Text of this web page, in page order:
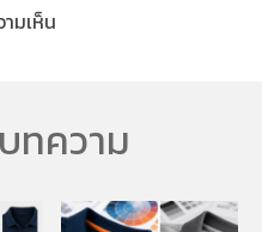
มเห็น
ทความ